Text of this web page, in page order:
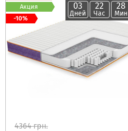
03
Дней
22
Час
28
Мин
4364 грн.
Акция
-10%